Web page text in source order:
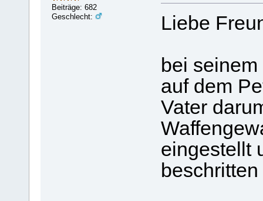
Beiträge: 682
Geschlecht:
Liebe
bei
auf dem
Vater
eingestellt